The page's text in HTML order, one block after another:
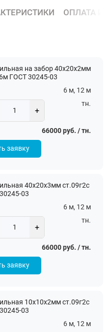
ОПЛАТА И
на забор 40х20х2мм
ГОСТ 30245-03
6 м, 12 м
+
тн.
66000 руб. / тн.
заявку
40х20х3мм ст.09г2с
03
6 м, 12 м
+
тн.
66000 руб. / тн.
заявку
10х10х2мм ст.09г2с
03
6 м, 12 м